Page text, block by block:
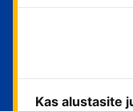
Kas alustasite